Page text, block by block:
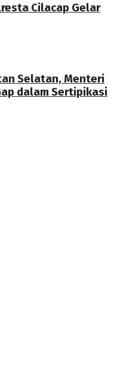
Cilacap Gelar
Selatan, Menteri
dalam Sertipikasi